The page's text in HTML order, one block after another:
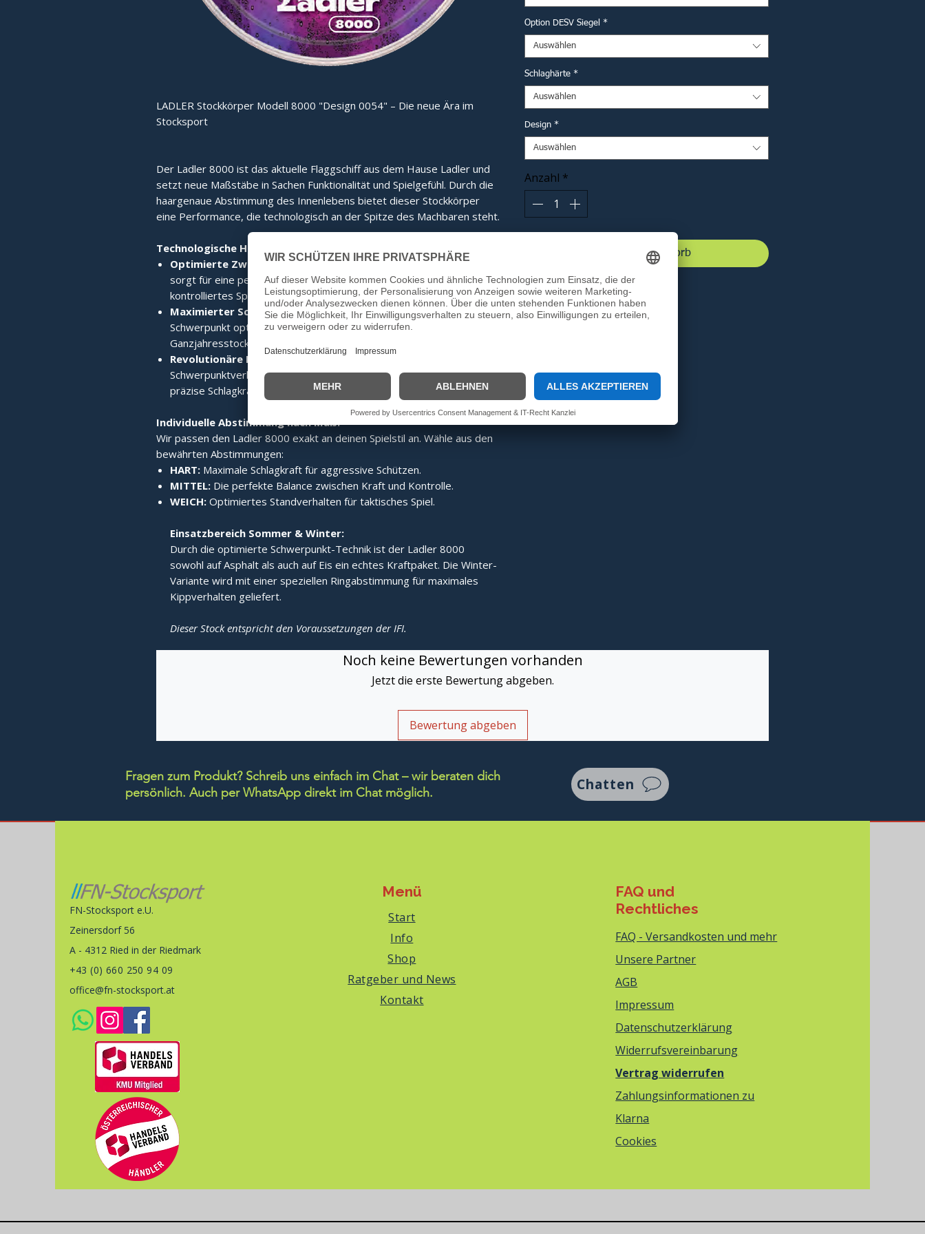
LADLER Stockkörper Modell 8000 "Design 0054" – Die neue Ära im
Stocksport
Der Ladler 8000 ist das aktuelle Flaggschiff aus dem Hause Ladler und
setzt neue Maßstäbe in Sachen Funktionalität und Spielgefühl. Durch die
haargenaue Abstimmung des Innenlebens bietet dieser Stockkörper
eine Performance, die technologisch an der Spitze des Machbaren steht.
Technologische Highlights:
Optimierte Zwischenplatte:Das eigens entwickelte Innenleben
sorgt für eine perfekte Kraftübertragung und ein gänzlich neues,
kontrolliertes Spielgefühl.
Maximierter Schwerpunkt:Dank des speziellen Aufbaus wird der
Schwerpunkt optimiert verlagert, was den Ladler 8000 zum idealen
Ganzjahresstock macht.
Revolutionäre Laufruhe:
Die Technik der Gesamt-
Schwerpunktverlagerung sorgt für ein stabiles Laufverhalten und
präzise Schlagkraft.
Individuelle Abstimmung nach Maß:
Wir passen den Ladler 8000 exakt an deinen Spielstil an. Wähle aus den
bewährten Abstimmungen:
HART: Maximale Schlagkraft für aggressive Schützen.
MITTEL: Die perfekte Balance zwischen Kraft und Kontrolle.
WEICH: Optimiertes Standverhalten für taktisches Spiel.
Einsatzbereich Sommer & Winter:
Durch die optimierte Schwerpunkt-Technik ist der Ladler 8000
sowohl auf Asphalt als auch auf Eis ein echtes Kraftpaket. Die Winter-
Variante wird mit einer speziellen Ringabstimmung für maximales
Kippverhalten geliefert.
Dieser Stock entspricht den Voraussetzungen der IFI.
Option DESV Siegel *
Auswählen
Schlaghärte *
Auswählen
Design *
Auswählen
Anzahl *
In den Warenkorb
Noch keine Bewertungen vorhanden
Jetzt die erste Bewertung abgeben.
Bewertung abgeben
Fragen zum Produkt? Schreib uns einfach im Chat – wir beraten dich
persönlich. Auch per WhatsApp direkt im Chat möglich. Chatten
FN-Stocksport e.U.
Zeinersdorf 56
A - 4312 Ried in der Riedmark
+43 (0) 660 250 94 09
office@fn-stocksport.at
Menü
Start
Info
Shop
Ratgeber und News
Kontakt
FAQ und
Rechtliches
FAQ - Versandkosten und mehr
Unsere Partner
AGB
Impressum
Datenschutzerklärung
Widerrufsvereinbarung
Vertrag widerrufen
Zahlungsinformationen zu
Klarna
Cookies